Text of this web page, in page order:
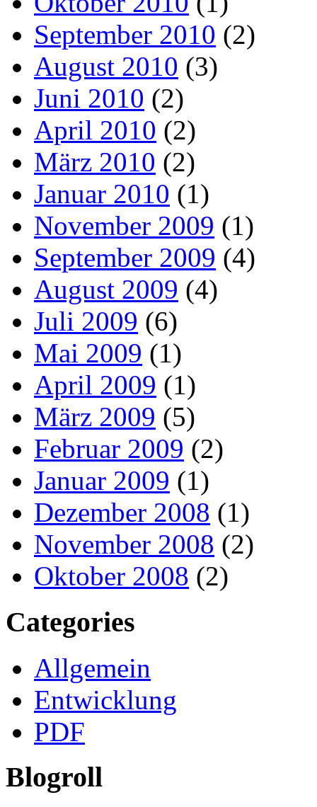
September 2010 (2)
August 2010 (3)
Juni 2010 (2)
April 2010 (2)
März 2010 (2)
Januar 2010 (1)
November 2009 (1)
September 2009 (4)
August 2009 (4)
Juli 2009 (6)
Mai 2009 (1)
April 2009 (1)
März 2009 (5)
Februar 2009 (2)
Januar 2009 (1)
Dezember 2008 (1)
November 2008 (2)
Oktober 2008 (2)
Categories
Allgemein
Entwicklung
PDF
Blogroll